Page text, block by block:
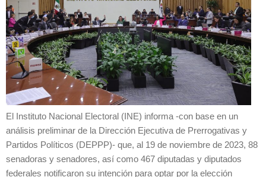
El Instituto Nacional Electoral (INE) informa -con base en un
análisis preliminar de la Dirección Ejecutiva de Prerrogativas y
Partidos Políticos (DEPPP)- que, al 19 de noviembre de 2023, 88
senadoras y senadores, así como 467 diputadas y diputados
federales notificaron su intención para optar por la elección